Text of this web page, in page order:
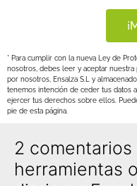
* Para cumplir con la nueva Ley de
nosotros, debes leer y aceptar nuestra
por nosotros, Ensalza S.L y
tenemos intención de ceder tus datos
ejercer tus derechos sobre ellos.
pie de esta página.
2 comentarios
herramientas